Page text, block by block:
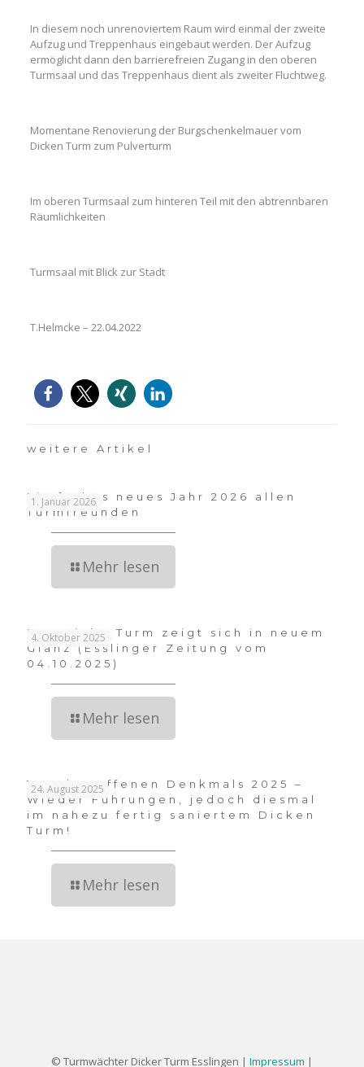
In diesem noch unrenoviertem Raum wird einmal der zweite
Aufzug und Treppenhaus eingebaut werden. Der Aufzug
ermöglicht dann den barrierefreien Zugang in den oberen
Turmsaal und das Treppenhaus dient als zweiter Fluchtweg.
Momentane Renovierung der Burgschenkelmauer vom
Dicken Turm zum Pulverturm
Im oberen Turmsaal zum hinteren Teil mit den abtrennbaren
Räumlichkeiten
Turmsaal mit Blick zur Stadt
T.Helmcke – 22.04.2022
weitere Artikel
1. Januar 2026
Ein frohes neues Jahr 2026 allen
Turmfreunden
Mehr lesen
4. Oktober 2025
Der Dicke Turm zeigt sich in neuem
Glanz (Esslinger Zeitung vom
04.10.2025)
Mehr lesen
24. August 2025
Tag des offenen Denkmals 2025 –
Wieder Führungen, jedoch diesmal
im nahezu fertig saniertem Dicken
Turm!
Mehr lesen
© Turmwächter Dicker Turm Esslingen | Impressum |